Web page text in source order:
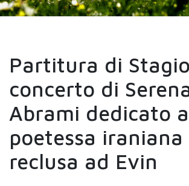
Partitura di
concerto di
Abrami dedicato
poetessa iraniana
reclusa ad Evin